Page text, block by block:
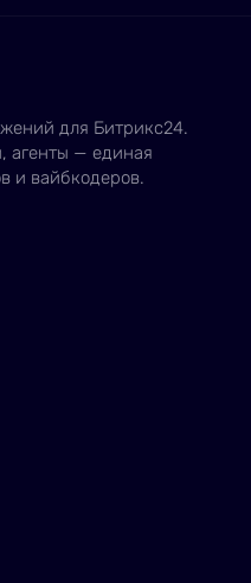
для Битрикс24.
агенты — единая
и вайбкодеров.